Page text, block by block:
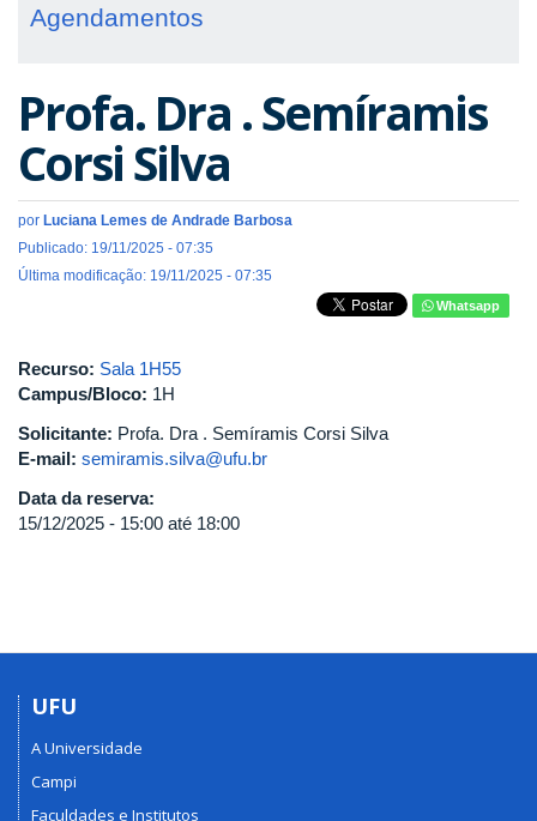
Agendamentos
Profa. Dra . Semíramis
Corsi Silva
por Luciana Lemes de Andrade Barbosa
Publicado: 19/11/2025 - 07:35
Última modificação: 19/11/2025 - 07:35
Whatsapp
Recurso: Sala 1H55
Campus/Bloco: 1H
Solicitante: Profa. Dra . Semíramis Corsi Silva
E-mail: semiramis.silva@ufu.br
Data da reserva:
15/12/2025 - 15:00 até 18:00
UFU
A Universidade
Campi
Faculdades e Institutos